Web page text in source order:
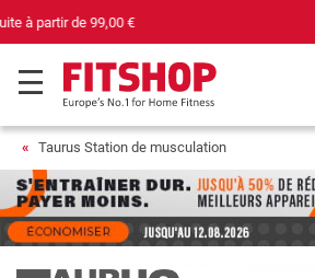
69 magasins avec 75
Taurus Station de musculation